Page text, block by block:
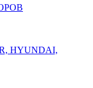
HYUNDAI,